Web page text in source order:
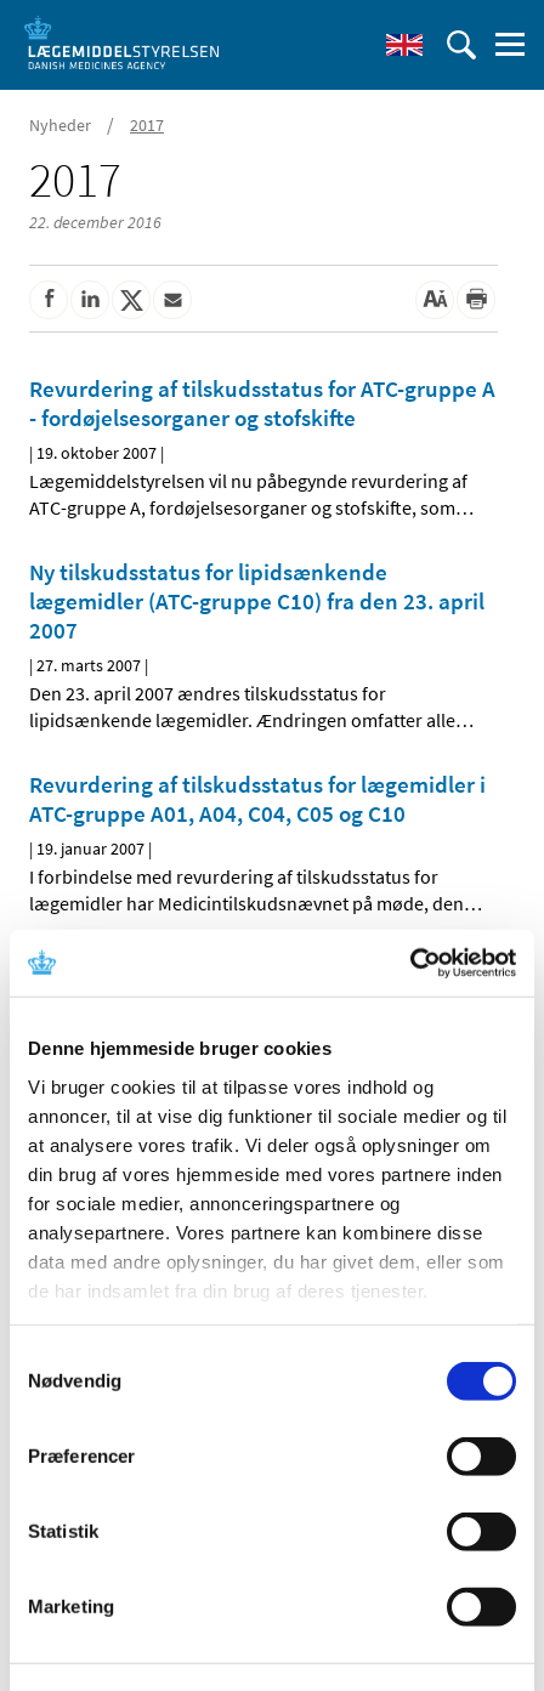
Denne hjemmeside bruger cookies
Vi bruger cookies til at tilpasse vores indhold og
annoncer, til at vise dig funktioner til sociale medier og til
at analysere vores trafik. Vi deler også oplysninger om
din brug af vores hjemmeside med vores partnere inden
for sociale medier, annonceringspartnere og
analysepartnere. Vores partnere kan kombinere disse
data med andre oplysninger, du har givet dem, eller som
de har indsamlet fra din brug af deres tjenester.
Nødvendig
Præferencer
Statistik
Marketing
Nyheder / 2017
2017
22. december 2016
Revurdering af tilskudsstatus for ATC-gruppe A
- fordøjelsesorganer og stofskifte
| 19. oktober 2007 |
Lægemiddelstyrelsen vil nu påbegynde revurdering af
ATC-gruppe A, fordøjelsesorganer og stofskifte, som…
Ny tilskudsstatus for lipidsænkende
lægemidler (ATC-gruppe C10) fra den 23. april
2007
|27. marts 2007 |
Den 23. april 2007 ændres tilskudsstatus for
lipidsænkende lægemidler. Ændringen omfatter alle…
Revurdering af tilskudsstatus for lægemidler i
ATC-gruppe A01, A04, C04, C05 og C10
| 19. januar 2007 |
I forbindelse med revurdering af tilskudsstatus for
lægemidler har Medicintilskudsnævnet på møde, den…
2026 (84)
2025 (158)
2024 (224)
2023 (195)
2022 (197)
2021 (516)
2020 (263)
2019 (159)
2017 (167)
2012 (44)
2010 (7)